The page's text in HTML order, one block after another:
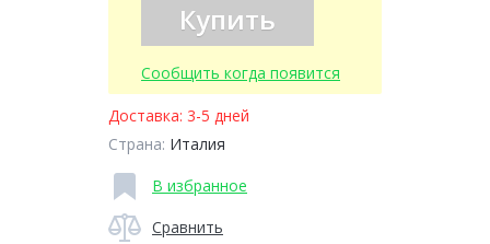
Купить
Сообщить когда появится
Доставка: 3-5 дней
Страна: Италия
В избранное
Сравнить